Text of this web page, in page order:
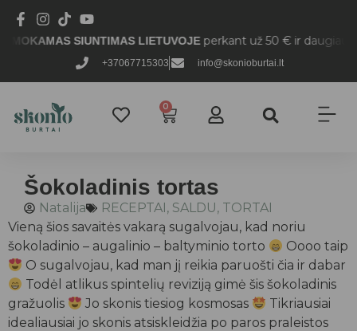
+37067715303 info@skonioburtai.lt
SIUNTIMAS LIETUVOJEperkant už 50 € ir daugiau.
0
Šokoladinis tortas
Natalija RECEPTAI, SALDU, TORTAI
Vieną šios savaitės vakarą sugalvojau, kad noriu
šokoladinio – augalinio – baltyminio torto
Oooo taip
O sugalvojau, kad man jį reikia paruošti čia ir dabar
Todėl atlikus spintelių reviziją gimė šis šokoladinis
gražuolis
Jo skonis tiesiog kosmosas
Tikriausiai
idealiausiai jo skonis atsiskleidžia po paros praleistos